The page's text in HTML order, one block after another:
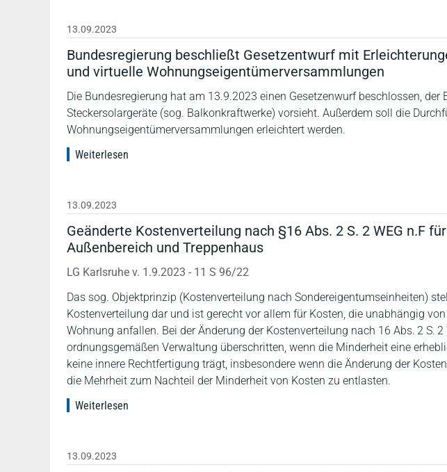
13.09.2023
Bundesregierung beschließt Gesetzentwurf mit
und virtuelle Wohnungseigentümerversammlungen
Die Bundesregierung hat am 13.9.2023 einen Gesetzenwurf beschlossen, der
Steckersolargeräte (sog. Balkonkraftwerke) vorsieht. Außerdem soll die
Wohnungseigentümerversammlungen erleichtert werden.
Weiterlesen
13.09.2023
Geänderte Kostenverteilung nach §16 Abs. 2 S. 2 WEG n.F
Außenbereich und Treppenhaus
LG Karlsruhe v. 1.9.2023 - 11 S 96/22
Das sog. Objektprinzip (Kostenverteilung nach Sondereigentumseinheiten)
Kostenverteilung dar und ist gerecht vor allem für Kosten, die unabhängig
Wohnung anfallen. Bei der Änderung der Kostenverteilung nach 16 Abs. 2 S. 2
ordnungsgemäßen Verwaltung überschritten, wenn die Minderheit eine
keine innere Rechtfertigung trägt, insbesondere wenn die Änderung der
die Mehrheit zum Nachteil der Minderheit von Kosten zu entlasten.
Weiterlesen
13.09.2023